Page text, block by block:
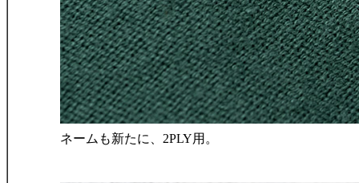
ネームも新たに、2PLY用。